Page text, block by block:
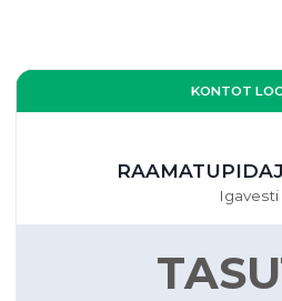
KONTOT
Igavesti